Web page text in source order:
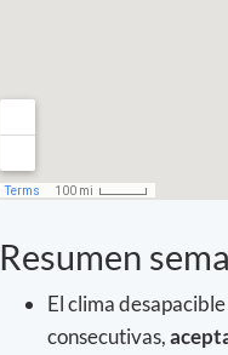
Resumen
El clima
consecutivas,